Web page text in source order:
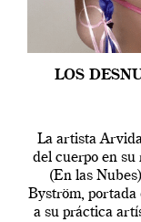
LOS
La artista
del cuerpo en su
(En las
Byström,
a su práctica